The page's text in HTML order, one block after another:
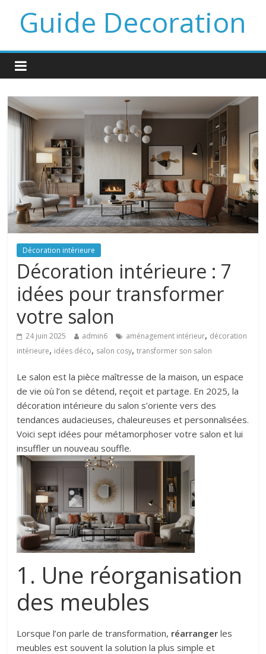
Guide Decoration
Décoration intérieure
Décoration intérieure : 7
idées pour transformer
votre salon
24 juin 2025 admin6 aménagement intérieur, décoration
intérieure, idées déco, salon cosy,transformer son salon
Le salon est la pièce maîtresse de la maison, un espace
de vie où l’on se détend, reçoit et partage. En 2025, la
décoration intérieure du salon s’oriente vers des
tendances audacieuses, chaleureuses et personnalisées.
Voici sept idées pour métamorphoser votre salon et lui
insuffler un nouveau souffle.
1. Une réorganisation
des meubles
Lorsque l’on parle de transformation, réarranger les
meubles est souvent la solution la plus simple et